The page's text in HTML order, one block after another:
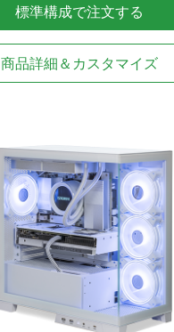
標準構成で注文する
商品詳細＆カスタマイズ